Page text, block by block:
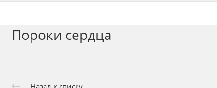
Пороки сердца
Назад к списку